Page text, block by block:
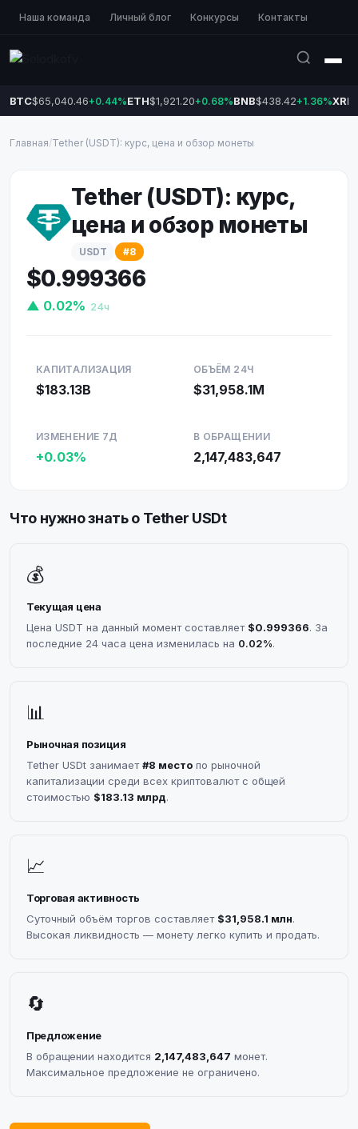
Наша команда Личный блог Конкурсы Контакты
BTC$65,040.46+0.44%ETH$1,921.20+0.68%BNB$438.42+1.36%XRP
Главная/Tether (USDT): курс, цена и обзор монеты
Tether (USDT): курс,
цена и обзор монеты
USDT #8
$0.999366
▲ 0.02% 24ч
КАПИТАЛИЗАЦИЯ
$183.13B
ОБЪЁМ 24Ч
$31,958.1M
ИЗМЕНЕНИЕ 7Д
+0.03%
В ОБРАЩЕНИИ
2,147,483,647
Что нужно знать о Tether USDt
💰
Текущая цена
Цена USDT на данный момент составляет $0.999366. За
последние 24 часа цена изменилась на 0.02%.
📊
Рыночная позиция
Tether USDt занимает#8 место по рыночной
капитализации среди всех криптовалют с общей
стоимостью $183.13 млрд.
📈
Торговая активность
Суточный объём торгов составляет $31,958.1 млн.
Высокая ликвидность — монету легко купить и продать.
🔄
Предложение
В обращении находится 2,147,483,647 монет.
Максимальное предложение не ограничено.